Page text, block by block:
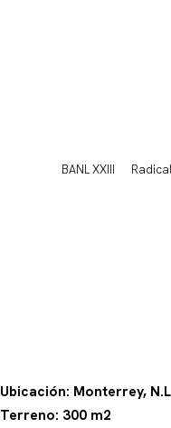
BANL XXIII Radical
Ubicación: Monterrey,
Terreno: 300 m2